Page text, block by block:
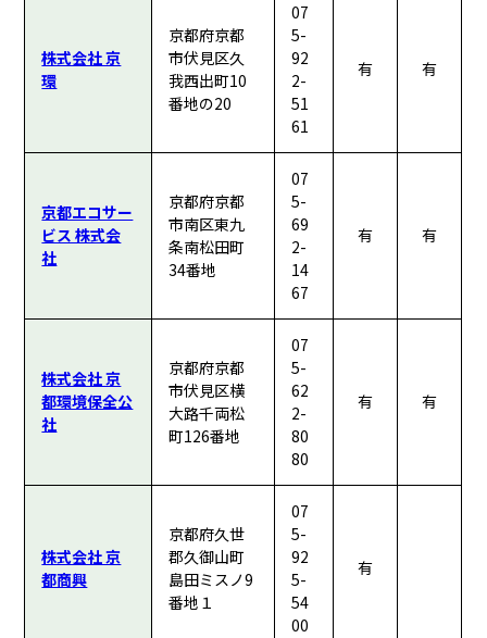
株式会社 京
環
京都府京都
市伏見区久
我西出町10
番地の20
07
5-
92
2-
51
61
有 有
京都エコサー
ビス 株式会
社
京都府京都
市南区東九
条南松田町
34番地
07
5-
69
2-
14
67
有 有
株式会社 京
都環境保全公
社
京都府京都
市伏見区横
大路千両松
町126番地
07
5-
62
2-
80
80
有 有
株式会社 京
都商興
京都府久世
郡久御山町
島田ミスノ9
番地１
07
5-
92
5-
54
00
有